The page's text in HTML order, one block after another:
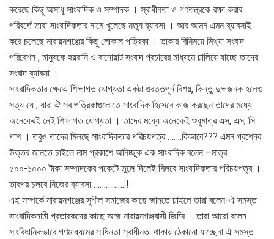
করেছে কিছু অসাধু সাংবাদিক ও সম্পাদক । স্বাধীনতা ও গণতন্ত্রকে রক্ষা করার
পরিবর্তে তারা সাংবাদিকতার নামে খুলেছে নতুন ব্যাবসা । আর আমন এমন ব্যাবসাই
করে চলেছে নারায়নগঞ্জের কিছু লোকাল পত্রিকা । তাকার বিনিময়ে মিথ্যা সংবাদ
পরিবেশন , মানুষকে হয়রানি ও বানোয়াট সংবাদ প্রচারের মাধ্যমে চালিয়ে যাচ্ছে তাদের
সংবাদ ব্যাবসা ।
সাংবাদিকতার ক্ষেএে শিক্ষাগত যোগ্যতা একটা গুরত্তপুর্ন বিশয়, কিন্তু দুক্ষজনক হলেও
সত্য যে , যারা ঐ সব পত্রিকাগুলোতে সাংবাদিক হিসেবে কাজ করছেন তাদের মধ্যে
অনেকেরই নেই শিক্ষাগত যোগ্যতা । তাদের মধ্যে অনেকেই শুধুমাত্র এস, এস, সি
পাশ । তবুও তাদের মিলছে সাংবাদিকতার পরিচয়পত্র …….কিভাবে??? এমন প্রশ্নের
উত্তর জানতে চাইলে নাম প্রকাশে অনিচ্ছুক এক সাংবাদিক বলেন –মাত্র
৫০০-১০০০ টাকা সম্পাদকের পকেটে তুলে দিলেই মিলবে সাংবাদিকতার পরিচয়পত্র ।
তারপর চলবে নিজের ব্যাবসা …………….!
এই সম্পর্কে নারায়নগঞ্জের সুশীল সমাজের কাছে জানতে চাইলে তারা বলেন-ঐ সমস্ত
সাংবাদিকনামী প্রতারকদের কাছে আজ নারায়নগঞ্জবাসী জিম্মি । তারা আরো বলেন
সাংবিধানিকভাবে গণমাধ্যমের সাধিনতা স্বাধীনতা থাকায় ঠেকানো যাচ্ছেনা ঐ সমস্ত